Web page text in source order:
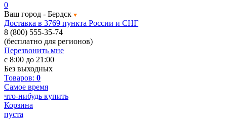
0
Ваш город - Бердск
Доставка в 3769 пункта России и СНГ
8 (800) 555-35-74
(бесплатно для регионов)
Перезвонить мне
с 8:00 до 21:00
Без выходных
Товаров: 0
Самое время
что-нибудь купить
Корзина
пуста